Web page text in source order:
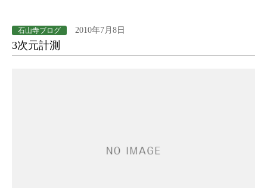
石山寺ブログ 2010年7月8日
3次元計測